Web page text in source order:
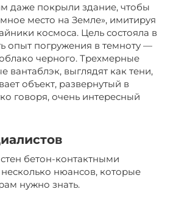
даже покрыли здание, чтобы
место на Земле», имитируя
космоса. Цель состояла в
опыт погружения в темноту —
черного. Трехмерные
вантаблэк, выглядят как тени,
объект, развернутый в
говоря, очень интересный
бетон-контактными
нюансов, которые
нужно знать.